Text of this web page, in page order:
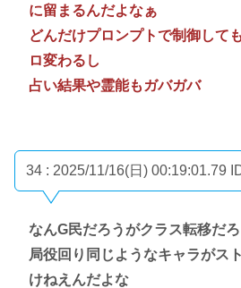
に留まるんだよなぁ
どんだけプロンプトで制御して
ロ変わるし
占い結果や霊能もガバガバ
34 : 2025/11/16(日) 00:19:01.79
なんG民だろうがクラス転移だ
局役回り同じようなキャラがス
けねえんだよな